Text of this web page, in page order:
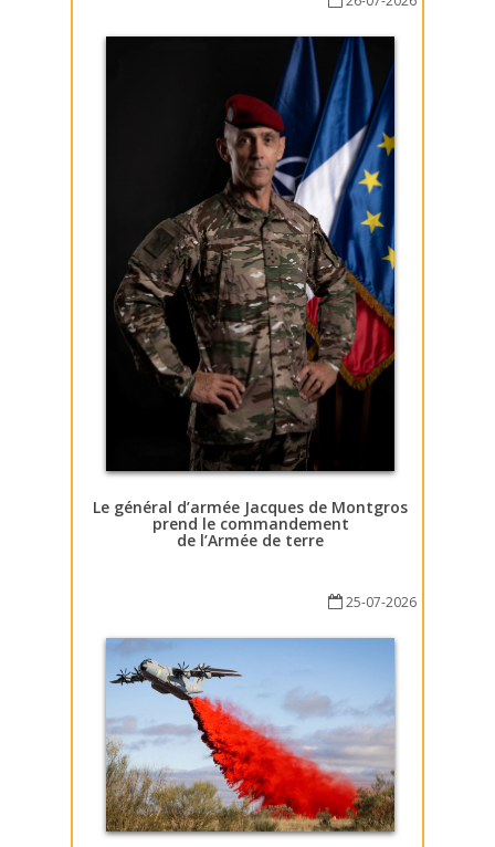
Le général d’armée Jacques de Montgros
prend le commandement
de l’Armée de terre
25-07-2026